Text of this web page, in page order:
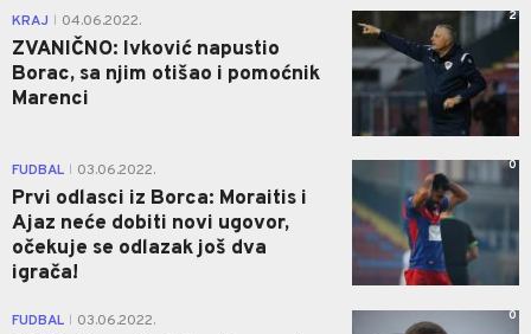
KRAJ 04.06.2022.
ZVANIČNO: Ivković napustio
Borac, sa njim otišao i pomoćnik
Marenci
2
FUDBAL 03.06.2022.
Prvi odlasci iz Borca: Moraitis i
Ajaz neće dobiti novi ugovor,
očekuje se odlazak još dva
igrača!
0
FUDBAL 03.06.2022. 0